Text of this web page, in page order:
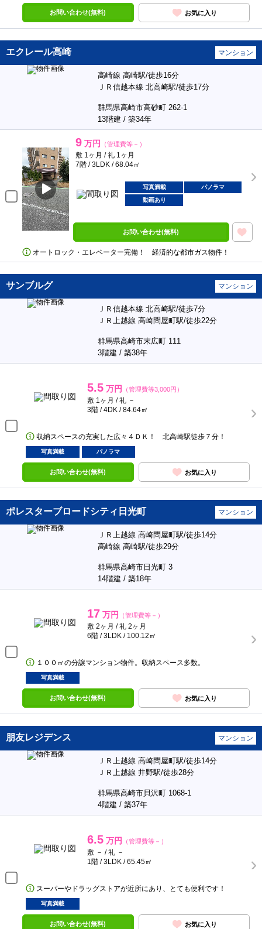
お問い合わせ(無料) お気に入り
エクレール高崎 マンション
高崎線 高崎駅/徒歩16分
ＪＲ信越本線 北高崎駅/徒歩17分
群馬県高崎市高砂町 262-1
13階建 / 築34年
9 万円 （管理費等－）
敷 1ヶ月 / 礼 1ヶ月
7階 / 3LDK / 68.04㎡
写真満載
パノラマ
動画あり
お問い合わせ(無料)
オートロック・エレベーター完備！ 経済的な都市ガス物件！
サンブルグ マンション
ＪＲ信越本線 北高崎駅/徒歩7分
ＪＲ上越線 高崎問屋町駅/徒歩22分
群馬県高崎市末広町 111
3階建 / 築38年
5.5 万円 （管理費等3,000円）
敷 1ヶ月 / 礼 －
3階 / 4DK / 84.64㎡
収納スペースの充実した広々４ＤＫ！ 北高崎駅徒歩７分！
写真満載 パノラマ
お問い合わせ(無料) お気に入り
ポレスターブロードシティ日光町 マンション
ＪＲ上越線 高崎問屋町駅/徒歩14分
高崎線 高崎駅/徒歩29分
群馬県高崎市日光町 3
14階建 / 築18年
17 万円 （管理費等－）
敷 2ヶ月 / 礼 2ヶ月
6階 / 3LDK / 100.12㎡
１００㎡の分譲マンション物件。収納スペース多数。
写真満載
お問い合わせ(無料) お気に入り
朋友レジデンス マンション
ＪＲ上越線 高崎問屋町駅/徒歩14分
ＪＲ上越線 井野駅/徒歩28分
群馬県高崎市貝沢町 1068-1
4階建 / 築37年
6.5 万円 （管理費等－）
敷 － / 礼 －
1階 / 3LDK / 65.45㎡
スーパーやドラッグストアが近所にあり、とても便利です！
写真満載
お問い合わせ(無料) お気に入り